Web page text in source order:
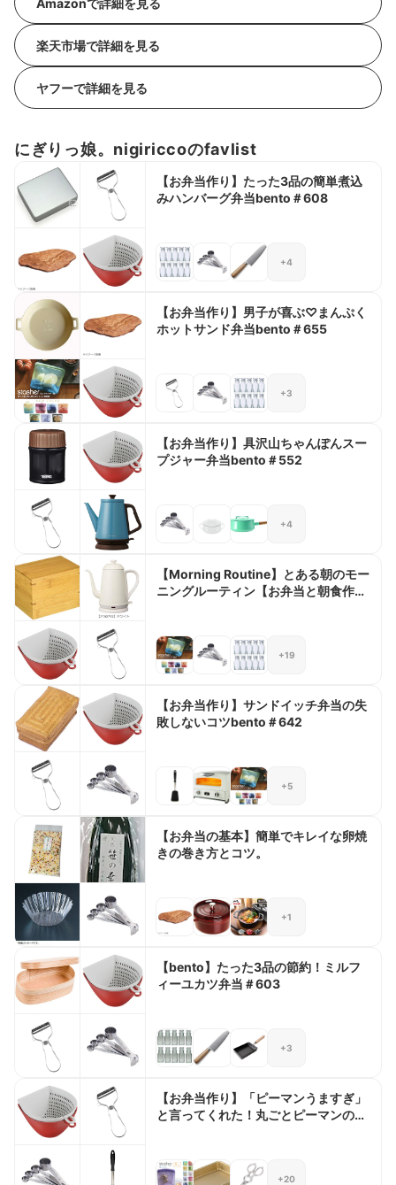
Amazonで詳細を見る
楽天市場で詳細を見る
ヤフーで詳細を見る
にぎりっ娘。nigiriccoのfavlist
【お弁当作り】たった3品の簡単煮込
みハンバーグ弁当bento＃608
+4
【お弁当作り】男子が喜ぶ♡まんぷく
ホットサンド弁当bento＃655
+3
【お弁当作り】具沢山ちゃんぽんスー
プジャー弁当bento＃552
+4
【Morning Routine】とある朝のモー
ニングルーティン【お弁当と朝食作
+19
【お弁当作り】サンドイッチ弁当の失
敗しないコツbento＃642
+5
【お弁当の基本】簡単でキレイな卵焼
きの巻き方とコツ。
+1
【bento】たった3品の節約！ミルフ
ィーユカツ弁当＃603
+3
【お弁当作り】「ピーマンうますぎ」
と言ってくれた！丸ごとピーマンのチ
+20